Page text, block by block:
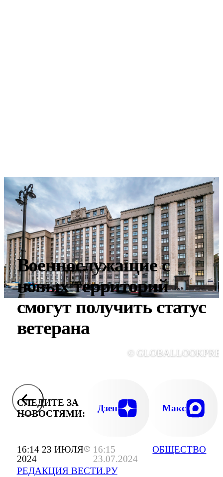
16:14 23 ИЮЛЯ
2024
16:15
23.07.2024
РЕДАКЦИЯ ВЕСТИ.РУ
ОБЩЕСТВО
Военнослужащие с
новых территорий
смогут получить статус
ветерана
©
СЛЕДИТЕ ЗА
НОВОСТЯМИ:
Дзен Макс